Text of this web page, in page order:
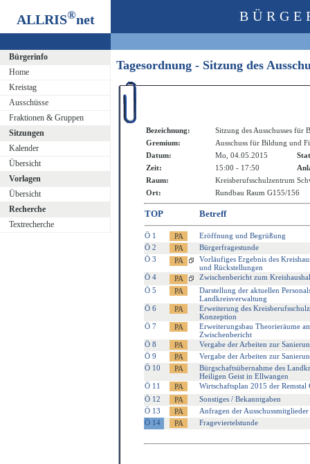
ALLRIS®net
Bürgerinfo
Home
Kreistag
Ausschüsse
Fraktionen & Gruppen
Sitzungen
Kalender
Übersicht
Vorlagen
Übersicht
Recherche
Textrecherche
Tagesordnung - Sitzung des
Bezeichnung:
Sitzung des Ausschusses für
Gremium:
Ausschuss für Bildung und
Datum:
Mo, 04.05.2015
Zeit:
15:00 - 17:50
Raum:
Kreisberufsschulzentrum
Ort:
Rundbau Raum G155/156
TOP Betreff
Ö 1
Eröffnung und Begrüßung
Ö 2
Bürgerfragestunde
Ö 3
Vorläufiges Ergebnis des
und Rückstellungen
Ö 4
Zwischenbericht zum
Ö 5
Darstellung der aktuellen
Landkreisverwaltung
Ö 6
Erweiterung des
Konzeption
Ö 7
Erweiterungsbau Theorieräume
Zwischenbericht
Ö 8
Vergabe der Arbeiten zur
Ö 9
Vergabe der Arbeiten zur
Ö 10
Bürgschaftsübernahme des
Heiligen Geist in Ellwangen
Ö 11
Wirtschaftsplan 2015 der Remstal
Ö 12
Sonstiges / Bekanntgaben
Ö 13
Anfragen der Ausschussmitglieder
Ö 14
Frageviertelstunde